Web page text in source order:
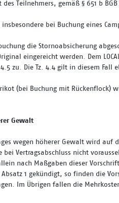
des Teilnehmers, gemäß § 651 b
insbesondere bei Buchung eines
die Stornoabsicherung
eingereicht werden. Dem
4.5 zu. Die Tz. 4.4 gilt in diesem Fall
(bei Buchung mit
Gewalt
wegen höherer Gewalt wird auf
bei Vertragsabschluss nicht
nach Maßgaben dieser
1 gekündigt, so finden die
Im Übrigen fallen die